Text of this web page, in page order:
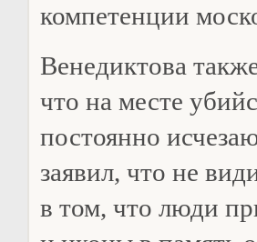
компетенции
Венедиктова
что на месте
постоянно
заявил, что не
в том, что люди